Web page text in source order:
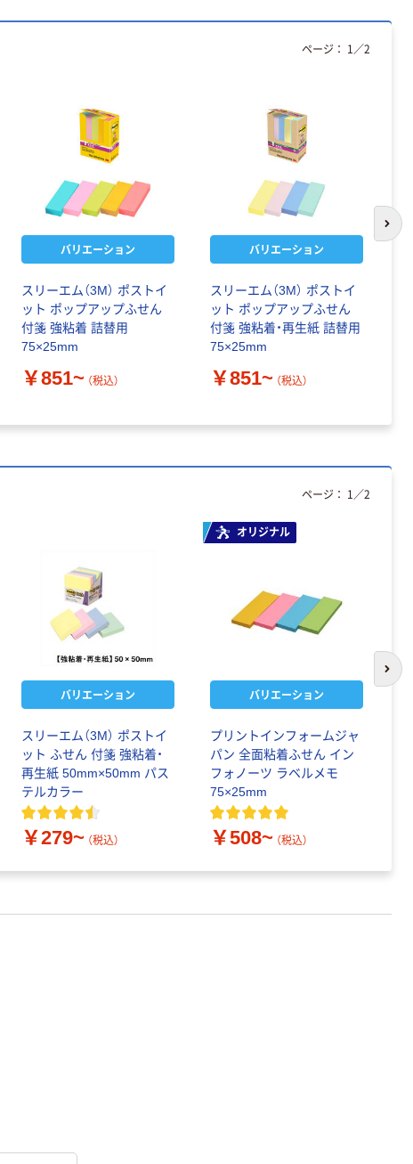
バリエーション
スリーエム（3M） ポストイ
ット ポップアップふせん
付箋 強粘着 詰替用
75×25mm
￥851~ （税込）
バリエーション
スリーエム（3M） ポストイ
ット ポップアップふせん
付箋 強粘着・再生紙 詰替用
75×25mm
￥851~ （税込）
ページ： 1 ／2
次
バリエーション
スリーエム（3M） ポストイ
ット ふせん 付箋 強粘着・
再生紙 50mm×50mm パス
テルカラー
￥279~ （税込）
オリジナル
バリエーション
プリントインフォームジャ
パン 全面粘着ふせん イン
フォノーツ ラベルメモ
75×25mm
￥508~ （税込）
ページ： 1 ／2
次